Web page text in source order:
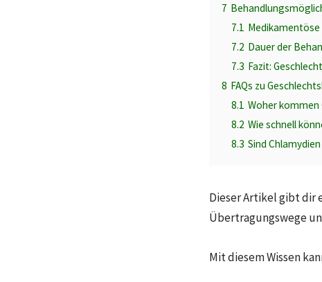
7
7.1
7.2 Dauer der
7.3 Fazit:
8 FAQs zu
8.1 Woher kommen
8.2 Wie schnell
8.3 Sind
Dieser Artikel gibt dir
Übertragungswege
Mit diesem Wissen